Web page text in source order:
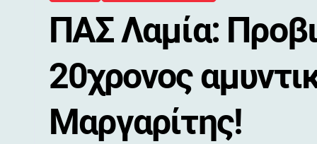
ΠΑΣ Λαμία:
20χρονος
Μαργαρίτης!